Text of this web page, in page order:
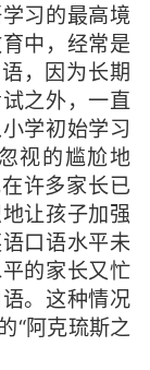
习的最高境
中，经常是
，因为长期
之外，一直
学初始学习
视的尴尬地
许多家长已
让孩子加强
口语水平未
的家长又忙
。这种情况
“阿克琉斯之